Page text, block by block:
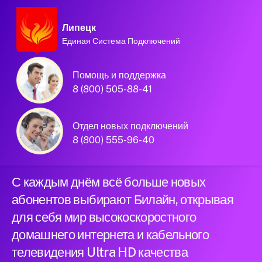
Липецк
Единая Система Подключений
Помощь и поддержка
8 (800) 505-88-41
Отдел новых подключений
8 (800) 555-96-40
Домашний интернет и
телевидение
Билайн в городе
Липецк
С каждым днём всё больше новых
абонентов выбирают Билайн, открывая
для себя мир высокоскоростного
домашнего интернета и кабельного
телевидения Ultra HD качества